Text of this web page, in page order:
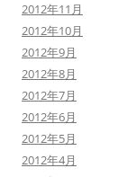
2012年11月
2012年10月
2012年9月
2012年8月
2012年7月
2012年6月
2012年5月
2012年4月